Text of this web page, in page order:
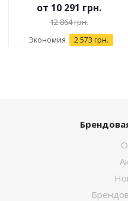
от 10 291 грн.
12 864 грн.
Экономия 2 573 грн.